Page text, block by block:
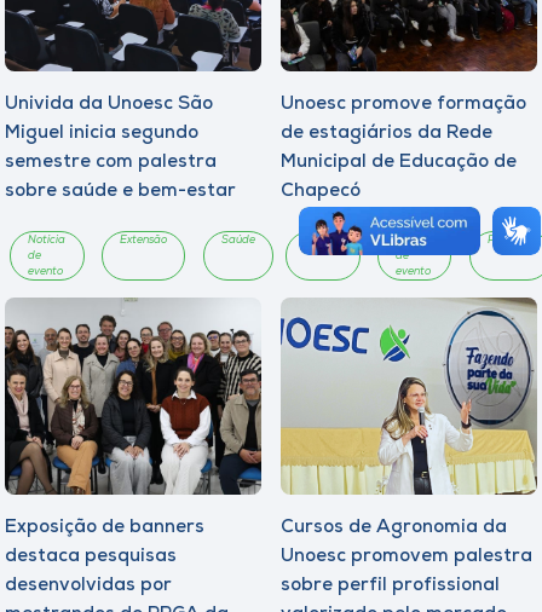
Univida da Unoesc São
Miguel inicia segundo
semestre com palestra
sobre saúde e bem-estar
Notícia
de
evento
Extensão Saúde
Unoesc promove formação
de estagiários da Rede
Municipal de Educação de
Chapecó
Notícia
Notícia
de
evento
Pesquisa
Exposição de banners
destaca pesquisas
desenvolvidas por
Cursos de Agronomia da
Unoesc promovem palestra
sobre perfil profissional